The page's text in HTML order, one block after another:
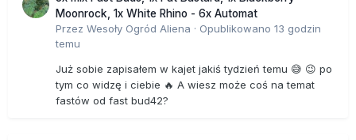
Moonrock, 1x White Rhino - 6x Automat
Przez Wesoły Ogród Aliena · Opublikowano 13 godzin
temu
Już sobie zapisałem w kajet jakiś tydzień temu 😅 😉 po
tym co widzę i ciebie 🔥 A wiesz może coś na temat
fastów od fast bud42?